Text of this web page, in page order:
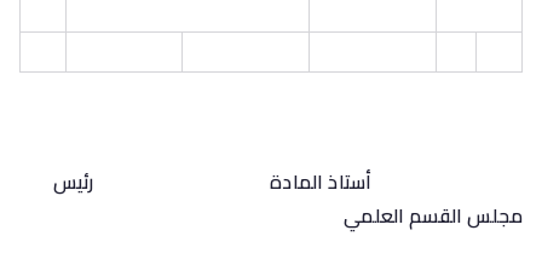
أستاذ المادة
رئيس
مجلس القسم العلمي